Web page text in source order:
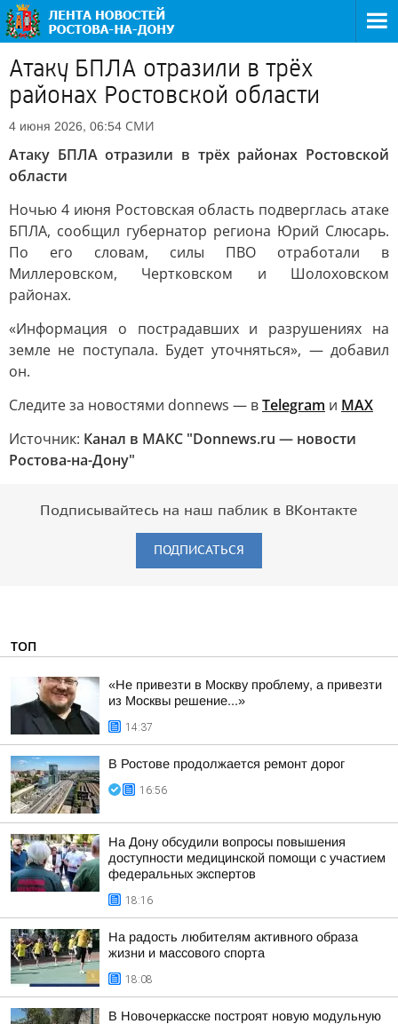
Атаку БПЛА отразили в трёх
районах Ростовской области
4 июня 2026, 06:54 СМИ
Атаку БПЛА отразили в трёх районах Ростовской
области
Ночью 4 июня Ростовская область подверглась атаке
БПЛА, сообщил губернатор региона Юрий Слюсарь.
По его словам, силы ПВО отработали в
Миллеровском, Чертковском и Шолоховском
районах.
«Информация о пострадавших и разрушениях на
земле не поступала. Будет уточняться», — добавил
он.
Следите за новостями donnews — вTelegram и МАХ
Источник: Канал в МАКС "Donnews.ru — новости
Ростова-на-Дону"
Подписывайтесь на наш паблик в ВКонтакте
ПОДПИСАТЬСЯ
ТОП
«Не привезти в Москву проблему, а привезти
из Москвы решение...»
14:37
В Ростове продолжается ремонт дорог
16:56
На Дону обсудили вопросы повышения
доступности медицинской помощи с участием
федеральных экспертов
18:16
На радость любителям активного образа
жизни и массового спорта
18:08
В Новочеркасске построят новую модульную